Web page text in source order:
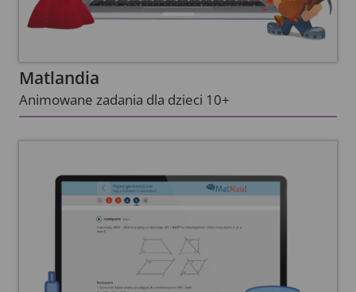
Matlandia
Animowane zadania dla dzieci 10+